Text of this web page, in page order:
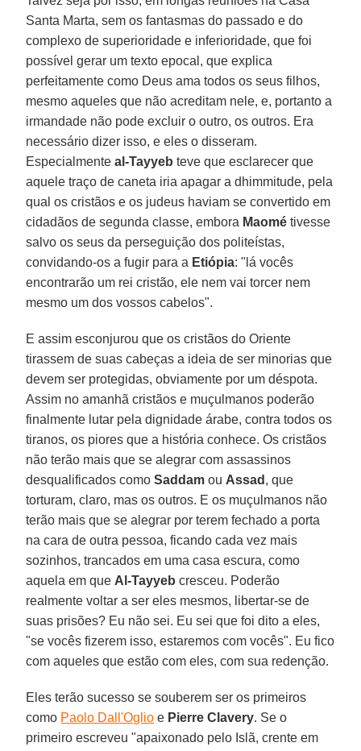
Santa Marta, sem os fantasmas do passado e do
complexo de superioridade e inferioridade, que foi
possível gerar um texto epocal, que explica
perfeitamente como Deus ama todos os seus filhos,
mesmo aqueles que não acreditam nele, e, portanto a
irmandade não pode excluir o outro, os outros. Era
necessário dizer isso, e eles o disseram.
Especialmenteal-Tayyeb teve que esclarecer que
aquele traço de caneta iria apagar a dhimmitude, pela
qual os cristãos e os judeus haviam se convertido em
cidadãos de segunda classe, embora Maomé tivesse
salvo os seus da perseguição dos politeístas,
convidando-os a fugir para a Etiópia: "lá vocês
encontrarão um rei cristão, ele nem vai torcer nem
mesmo um dos vossos cabelos".
E assim esconjurou que os cristãos do Oriente
tirassem de suas cabeças a ideia de ser minorias que
devem ser protegidas, obviamente por um déspota.
Assim no amanhã cristãos e muçulmanos poderão
finalmente lutar pela dignidade árabe, contra todos os
tiranos, os piores que a história conhece. Os cristãos
não terão mais que se alegrar com assassinos
desqualificados comoSaddam ou Assad , que
torturam, claro, mas os outros. E os muçulmanos não
terão mais que se alegrar por terem fechado a porta
na cara de outra pessoa, ficando cada vez mais
sozinhos, trancados em uma casa escura, como
aquela em que Al-Tayyeb cresceu. Poderão
realmente voltar a ser eles mesmos, libertar-se de
suas prisões? Eu não sei. Eu sei que foi dito a eles,
"se vocês fizerem isso, estaremos com vocês". Eu fico
com aqueles que estão com eles, com sua redenção.
Eles terão sucesso se souberem ser os primeiros
como Paolo Dall'Oglio e Pierre Clavery. Se o
primeiro escreveu "apaixonado pelo Islã, crente em